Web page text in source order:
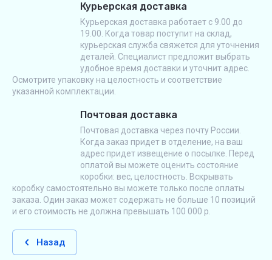
Курьерская доставка
Курьерская доставка работает с 9.00 до
19.00. Когда товар поступит на склад,
курьерская служба свяжется для уточнения
деталей. Специалист предложит выбрать
удобное время доставки и уточнит адрес.
Осмотрите упаковку на целостность и соответствие
указанной комплектации.
Почтовая доставка
Почтовая доставка через почту России.
Когда заказ придет в отделение, на ваш
адрес придет извещение о посылке. Перед
оплатой вы можете оценить состояние
коробки: вес, целостность. Вскрывать
коробку самостоятельно вы можете только после оплаты
заказа. Один заказ может содержать не больше 10 позиций
и его стоимость не должна превышать 100 000 р.
Назад